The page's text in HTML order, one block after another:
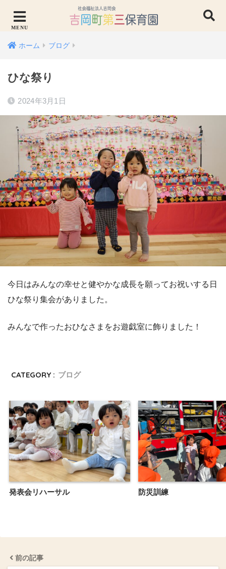
ホーム ブログ
ひな祭り
2024年3月1日
今日はみんなの幸せと健やかな成長を願ってお祝いする日
ひな祭り集会がありました。
みんなで作ったおひなさまをお遊戯室に飾りました！
CATEGORY : ブログ
発表会リハーサル 防災訓練
前の記事